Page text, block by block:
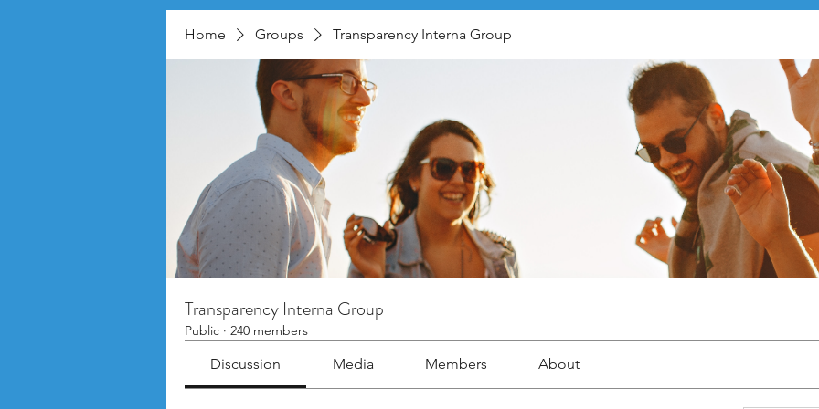
Home Groups Transparency Interna Group
Transparency Interna Group
Public · 240 members
Discussion Media Members About